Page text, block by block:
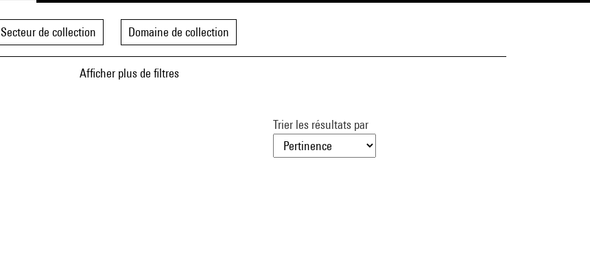
Secteur de collection Domaine de collection
Afficher plus de filtres
Trier les résultats par